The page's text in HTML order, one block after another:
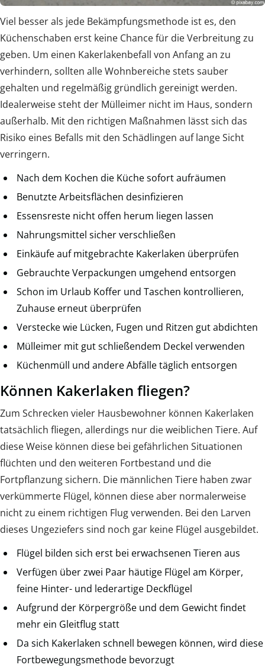
Viel besser als jede Bekämpfungsmethode ist es, den
Küchenschaben erst keine Chance für die Verbreitung zu
geben. Um einen Kakerlakenbefall von Anfang an zu
verhindern, sollten alle Wohnbereiche stets sauber
gehalten und regelmäßig gründlich gereinigt werden.
Idealerweise steht der Mülleimer nicht im Haus, sondern
außerhalb. Mit den richtigen Maßnahmen lässt sich das
Risiko eines Befalls mit den Schädlingen auf lange Sicht
verringern.
Nach dem Kochen die Küche sofort aufräumen
Benutzte Arbeitsflächen desinfizieren
Essensreste nicht offen herum liegen lassen
Nahrungsmittel sicher verschließen
Einkäufe auf mitgebrachte Kakerlaken überprüfen
Gebrauchte Verpackungen umgehend entsorgen
Schon im Urlaub Koffer und Taschen kontrollieren,
Zuhause erneut überprüfen
Verstecke wie Lücken, Fugen und Ritzen gut abdichten
Mülleimer mit gut schließendem Deckel verwenden
Küchenmüll und andere Abfälle täglich entsorgen
Können Kakerlaken fliegen?
Zum Schrecken vieler Hausbewohner können Kakerlaken
tatsächlich fliegen, allerdings nur die weiblichen Tiere. Auf
diese Weise können diese bei gefährlichen Situationen
flüchten und den weiteren Fortbestand und die
Fortpflanzung sichern. Die männlichen Tiere haben zwar
verkümmerte Flügel, können diese aber normalerweise
nicht zu einem richtigen Flug verwenden. Bei den Larven
dieses Ungeziefers sind noch gar keine Flügel ausgebildet.
Flügel bilden sich erst bei erwachsenen Tieren aus
Verfügen über zwei Paar häutige Flügel am Körper,
feine Hinter- und lederartige Deckflügel
Aufgrund der Körpergröße und dem Gewicht findet
mehr ein Gleitflug statt
Da sich Kakerlaken schnell bewegen können, wird diese
Fortbewegungsmethode bevorzugt